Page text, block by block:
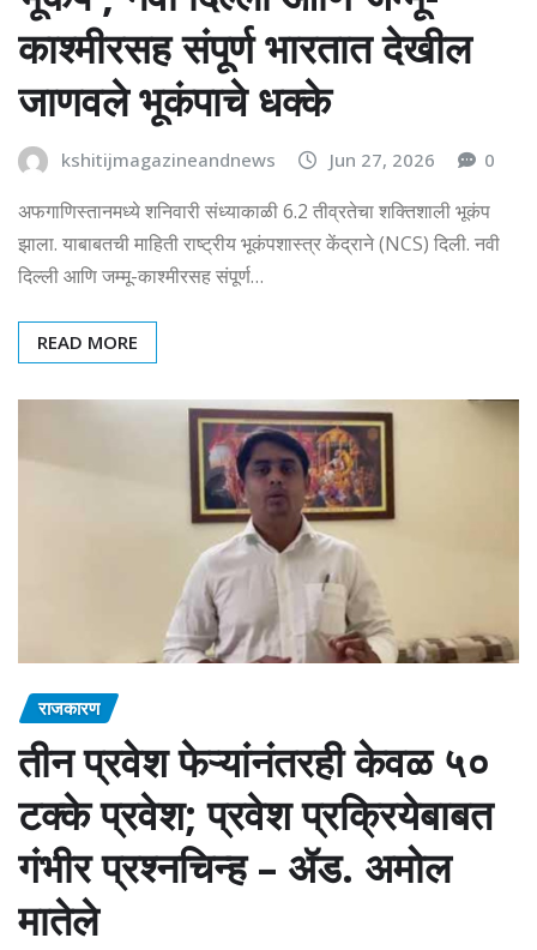
काश्मीरसह संपूर्ण भारतात देखील
जाणवले भूकंपाचे धक्के
kshitijmagazineandnews Jun 27, 2026 0
अफगाणिस्तानमध्ये शनिवारी संध्याकाळी 6.2 तीव्रतेचा शक्तिशाली भूकंप
झाला. याबाबतची माहिती राष्ट्रीय भूकंपशास्त्र केंद्राने (NCS) दिली. नवी
दिल्ली आणि जम्मू-काश्मीरसह संपूर्ण…
READ MORE
राजकारण
तीन प्रवेश फेऱ्यांनंतरही केवळ ५०
टक्के प्रवेश; प्रवेश प्रक्रियेबाबत
गंभीर प्रश्नचिन्ह – ॲड. अमोल
मातेले